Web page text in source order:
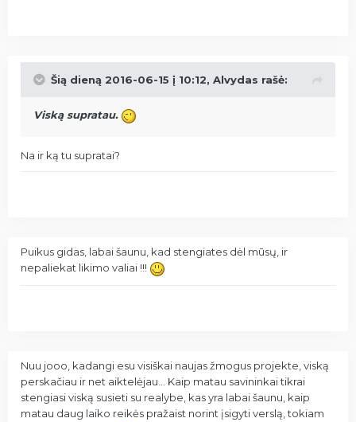
Šią dieną 2016-06-15 į 10:12, Alvydas rašė:
Viską supratau.
Na ir ką tu supratai?
Puikus gidas, labai šaunu, kad stengiates dėl mūsų, ir
nepaliekat likimo valiai !!!
Nuu jooo, kadangi esu visiškai naujas žmogus projekte, viską
perskačiau ir net aiktelėjau... Kaip matau savininkai tikrai
stengiasi viską susieti su realybe, kas yra labai šaunu, kaip
matau daug laiko reikės pražaist norint įsigyti verslą, tokiam